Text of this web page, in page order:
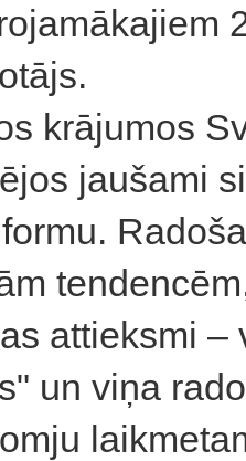
krājumos
jaušami
attieksmi
un viņa